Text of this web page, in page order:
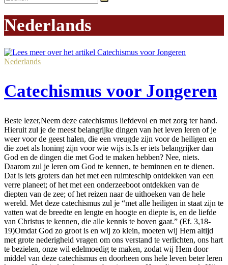
Nederlands
Nederlands
Catechismus voor Jongeren
Beste lezer,Neem deze catechismus liefdevol en met zorg ter hand.
Hieruit zul je de meest belangrijke dingen van het leven leren of je
weer voor de geest halen, die een vreugde zijn voor de heiligen en
die zoet als honing zijn voor wie wijs is.Is er iets belangrijker dan
God en de dingen die met God te maken hebben? Nee, niets.
Daarom zul je leren om God te kennen, te beminnen en te dienen.
Dat is iets groters dan het met een ruimteschip ontdekken van een
verre planeet; of het met een onderzeeboot ontdekken van de
diepten van de zee; of het reizen naar de uithoeken van de hele
wereld. Met deze catechismus zul je “met alle heiligen in staat zijn te
vatten wat de breedte en lengte en hoogte en diepte is, en de liefde
van Christus te kennen, die alle kennis te boven gaat.” (Ef. 3,18-
19)Omdat God zo groot is en wij zo klein, moeten wij Hem altijd
met grote nederigheid vragen om ons verstand te verlichten, ons hart
te bezielen, onze wil edelmoedig te maken, zodat wij Hem door
middel van deze catechismus en doorheen ons hele leven beter leren